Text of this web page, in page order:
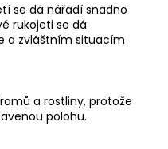
se dá nářadí snadno
rukojeti se dá
a zvláštním situacím
a rostliny, protože
polohu.